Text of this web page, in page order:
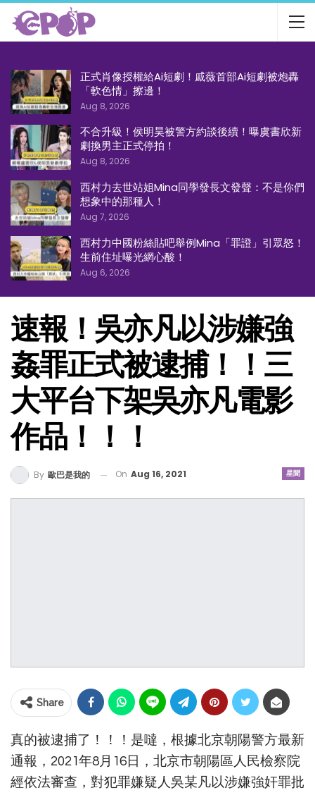
正式肖像授權給Ai短劇！戚薇首部Ai短劇被炮轟
「軟色情」擦邊！
Aug 8, 2026
不合升級！侯明昊被警方約談後續！曝虞書欣新
劇換男主正式停拍！
Aug 8, 2026
西村力去世站姐Mina同學發長文發聲：不是你們
想象中的那種人！
Aug 7, 2026
西村力中國粉絲貼吧舉例Mina「罪證」引眾怒！
生前住址曝光網心酸！
Aug 6, 2026
速報！吳亦凡以涉嫌強
姦罪正式被逮捕！！三
大平台下架吳亦凡電影
作品！！！
星聞
By 歐巴是我的 On Aug 16, 2021
Share
真的被逮捕了！！！是噠，根據北京朝陽警方最新
通報，2021年8月16日，北京市朝陽區人民檢察院
經依法審查，對犯罪嫌疑人吳某凡以涉嫌強奸罪批